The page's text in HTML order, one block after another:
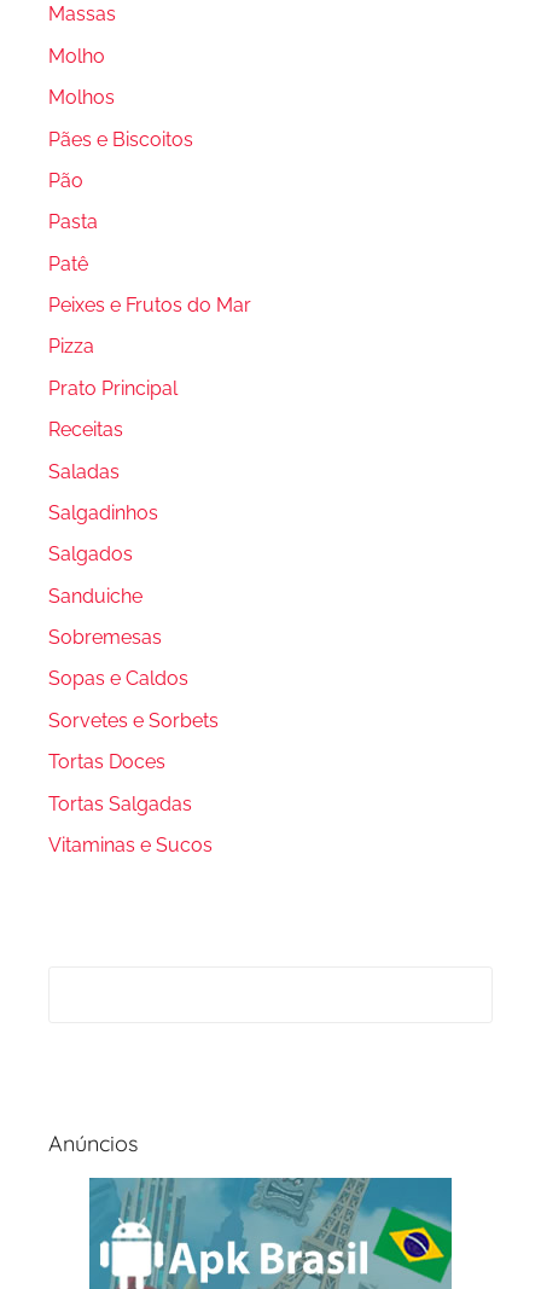
Massas
Molho
Molhos
Pães e Biscoitos
Pão
Pasta
Patê
Peixes e Frutos do Mar
Pizza
Prato Principal
Receitas
Saladas
Salgadinhos
Salgados
Sanduiche
Sobremesas
Sopas e Caldos
Sorvetes e Sorbets
Tortas Doces
Tortas Salgadas
Vitaminas e Sucos
Anúncios